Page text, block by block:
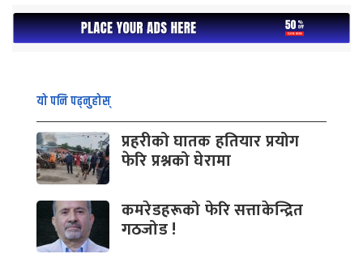
यो पनि पढ्नुहोस्
प्रहरीको घातक हतियार प्रयोग
फेरि प्रश्नको घेरामा
कमरेडहरूको फेरि सत्ताकेन्द्रित
गठजोड !